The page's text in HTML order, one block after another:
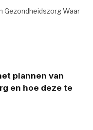
Waar
plannen van
en hoe deze te